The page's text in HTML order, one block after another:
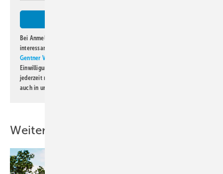
Bei Anmeldung zu diesem Newsletter bin ich damit einverstanden, über
interessante Verlags- und Online-Angebote
Gentner Verlag GmbH & Co. KG
Einwilligung kann ich jederzeit widerrufen und eine Abmeldung ist
jederzeit möglich. Informationen zum Umgang mit Daten finden Sie
auch in unserer
Weitere Inhalte